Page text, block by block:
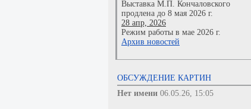
Выставка М.П. Кончаловского
продлена до 8 мая 2026 г.
28 апр, 2026
Режим работы в мае 2026 г.
Архив новостей
ОБСУЖДЕНИЕ КАРТИН
Нет имени 06.05.26, 15:05